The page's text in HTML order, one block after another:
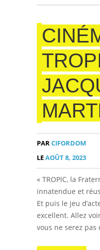
PARCIFORDOM
LEAOÛT 8, 2023
« TROPIC, la
innatendue et
Et puis le jeu
excellent. Allez
vous ne serez pas